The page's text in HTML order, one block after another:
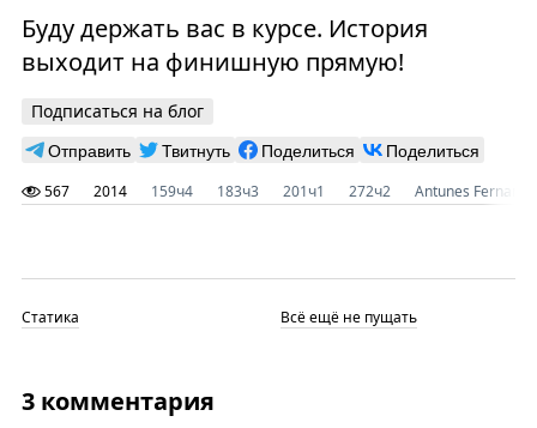
Буду держать вас в курсе. История
выходит на финишную прямую!
Подписаться на блог
Отправить Твитнуть Поделиться Поделиться
567 2014 159ч4 183ч3 201ч1 272ч2 Antunes
Статика Всё ещё не пущать
3 комментария